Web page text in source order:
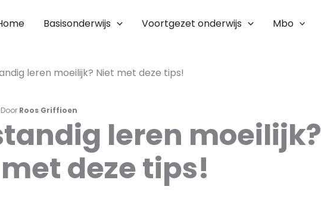
Basisonderwijs Voortgezet onderwijs Mbo
leren moeilijk? Niet met deze tips!
Door Roos Griffioen
leren moeilijk?
deze tips!